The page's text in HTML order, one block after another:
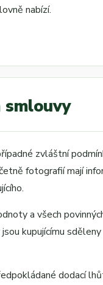
nabízí.
smlouvy
zvláštní
fotografií mají
a všech
kupujícímu
dodací